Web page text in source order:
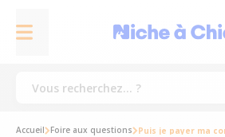
Accueil Foire aux questions Puis je payer ma